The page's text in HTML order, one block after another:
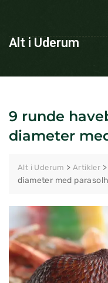
Alt i Uderum
9 runde
diameter
Alt i Uderum >Artikler
diameter med